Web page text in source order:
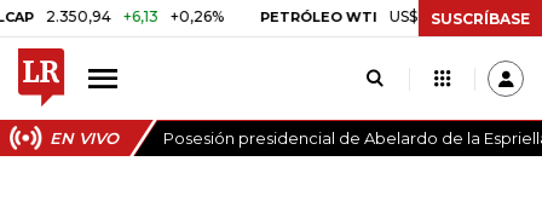
2.350,94 +6,13 +0,26% PETRÓLEO WTI US$ 78,01 US$ 2,92
SUSCRÍBASE
EN VIVO Posesión presidencial de Abelardo de la